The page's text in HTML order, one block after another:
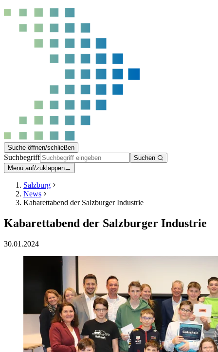
Suche öffnen/schließen
Suchbegriff
Suchen
Menü auf/zuklappen
Salzburg
News
Kabarettabend der Salzburger Industrie
Kabarettabend der Salzburger Industrie
30.01.2024